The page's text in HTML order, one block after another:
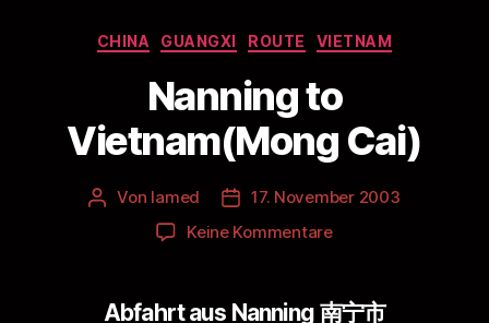
Kategorien
CHINA GUANGXI ROUTE VIETNAM
Nanning to
Vietnam(Mong Cai)
Beitragsautor
Von lamed Veröffentlichungsdatum
17. November 2003
Keine Kommentarezu
Vietnam(Mong
Abfahrt aus Nanning 南宁市